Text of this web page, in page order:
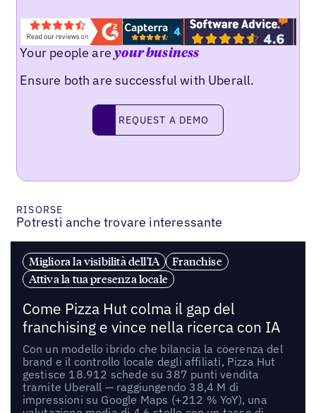
Your people areyour business
Ensure both are successful with Uberall.
request a demo
REQUEST A DEMO
RISORSE
Potresti anche trovare interessante
Migliora la visibilità dell'IA
Franchise
Attiva la tua presenza locale
Come Pizza Hut colma il gap del
franchising e vince nella ricerca con IA
Con un modello ibrido che bilancia la coerenza del
brand e il controllo locale degli affiliati, Pizza Hut
gestisce 18.912 schede su 387 punti vendita
tramite Uberall — raggiungendo 38,4 M di
impressioni su Google Maps (+212 % YoY), una